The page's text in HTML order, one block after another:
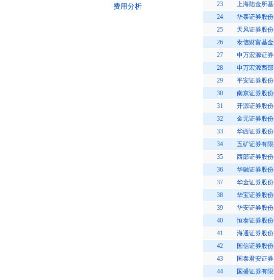
费用分析
23
上海陆金所
24
华泰证券股
25
天风证券股
26
泰信财富基
27
申万宏源证
28
申万宏源西
29
平安证券股
30
南京证券股
31
开源证券股
32
金元证券股
33
华西证券股
34
五矿证券有限
35
西部证券股
36
华融证券股
37
华金证券股
38
华宝证券股
39
华安证券股
40
恒泰证券股
41
海通证券股
42
国信证券股
43
国泰君安证
44
国盛证券有